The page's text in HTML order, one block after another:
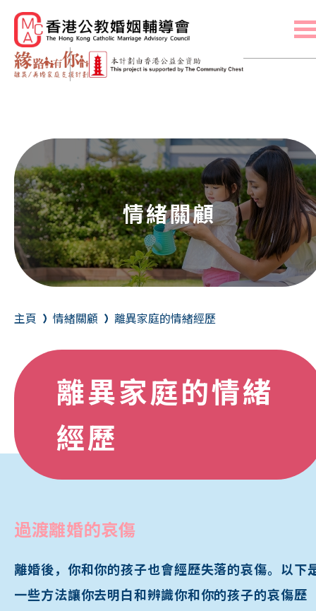
主頁
聯絡我們
繁简AAA
離異/再婚家庭各成員的挑戰
家庭建立
親職管教
自我認識
情緒關顧
離異家庭的情緒經歷
再婚家庭的情緒經歷
｢找到自己的愛之語｣ 測驗
短片
消息及活動
情緒關顧
主頁 情緒關顧 離異家庭的情緒經歷
離異家庭的情緒
經歷
過渡離婚的哀傷
離婚後，你和你的孩子也會經歷失落的哀傷。以下
一些方法讓你去明白和辨識你和你的孩子的哀傷歷